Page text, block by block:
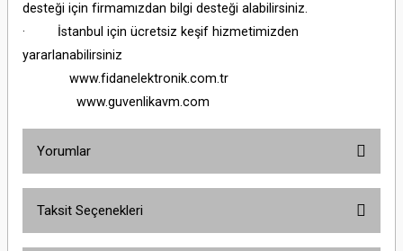
desteği için firmamızdan bilgi desteği alabilirsiniz.
· İstanbul için ücretsiz keşif hizmetimizden
yararlanabilirsiniz
www.fidanelektronik.com.tr
www.guvenlikavm.com
Yorumlar
Taksit Seçenekleri